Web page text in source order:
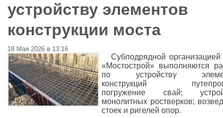
устройству элементов
конструкции моста
18 Мая 2026 в 13:16
Субподрядной
«Мостострой» выполняются
по устройству
конструкций
погружение свай;
монолитных ростверков;
стоек и ригелей опор.